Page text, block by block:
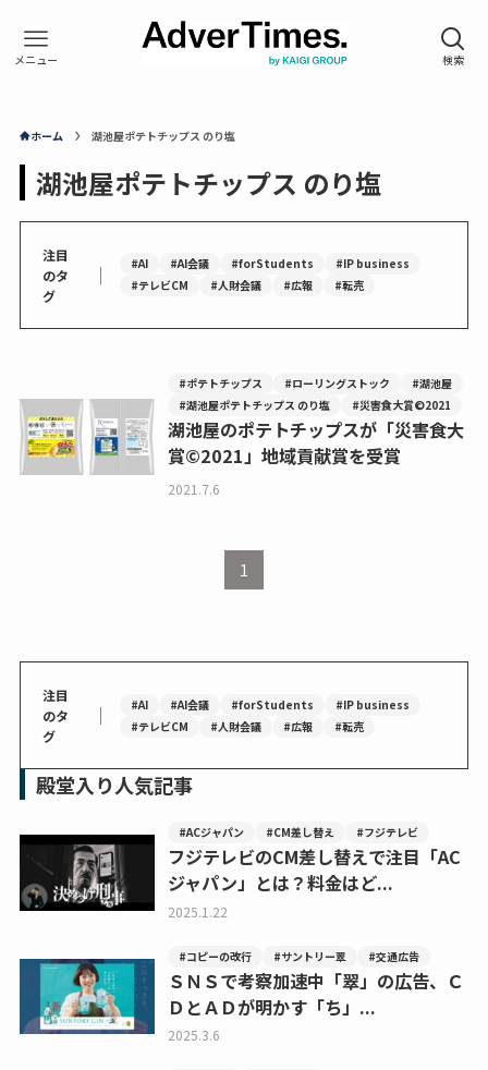
ホーム 湖池屋ポテトチップス のり塩
湖池屋ポテトチップス のり塩
注目
のタ
グ
｜ #AI #AI会議 #forStudents
#IP business
#テレビCM
#人財会議 #広報 #転売
#ポテトチップス #ローリングストック
#湖池屋
#湖池屋ポテトチップス のり塩
#災害食大賞©2021
湖池屋のポテトチップスが「災害食大
賞©2021」地域貢献賞を受賞
2021.7.6
1
注目
のタ
グ
｜ #AI #AI会議 #forStudents
#IP business
#テレビCM
#人財会議 #広報 #転売
殿堂入り人気記事
#ACジャパン #CM差し替え #フジテレビ
フジテレビのCM差し替えで注目「AC
ジャパン」とは？料金はど...
2025.1.22
#コピーの改行 #サントリー翠 #交通広告
ＳＮＳで考察加速中「翠」の広告、Ｃ
ＤとＡＤが明かす「ち」...
2025.3.6